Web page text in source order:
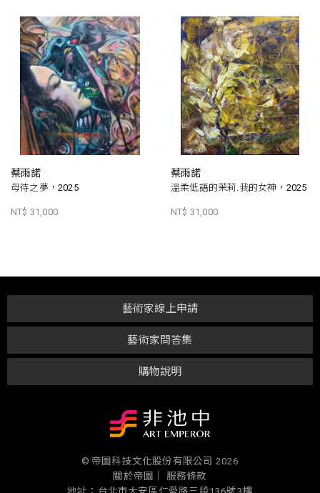
蔡雨諾
母待之夢，2025
NT$ 31,000
蔡雨諾
溫柔低語的茉莉.我的女神，2025
NT$ 31,000
購物說明
藝術家問答集
藝術家線上申請
© 帝圖科技文化股份有限公司 2026
關於帝圖｜
服務條款